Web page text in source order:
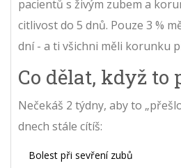
pacientů s živým zubem a
citlivost do 5 dnů. Pouze 3 %
dní - a ti všichni měli korunku
Co dělat, když to
Nečekáš 2 týdny, aby to
dnech stále cítíš:
Bolest při sevření zubů